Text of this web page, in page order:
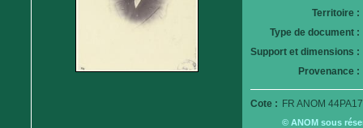
Territoire :
Type de document :
Support et dimensions :
Provenance :
Cote : FR ANOM
© ANOM sous